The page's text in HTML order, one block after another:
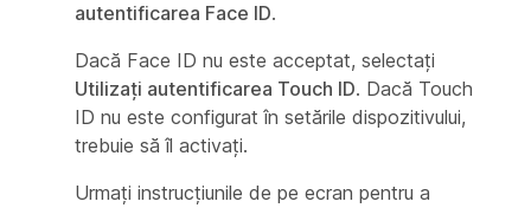
autentificarea Face ID.
Dacă Face ID nu este acceptat, selectați
Utilizați autentificarea Touch ID. Dacă Touch
ID nu este configurat în setările dispozitivului,
trebuie să îl activați.
Urmați instrucțiunile de pe ecran pentru a